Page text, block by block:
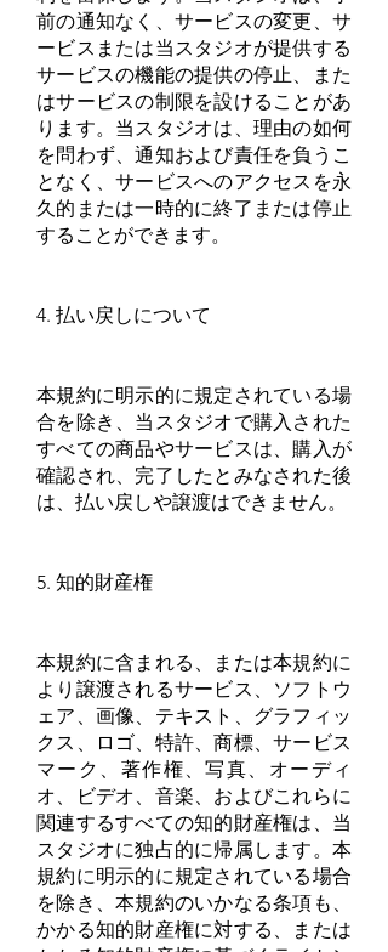
前の通知なく、サービスの変更、サ
ービスまたは当スタジオが提供する
サービスの機能の提供の停止、また
はサービスの制限を設けることがあ
ります。当スタジオは、理由の如何
を問わず、通知および責任を負うこ
となく、サービスへのアクセスを永
久的または一時的に終了または停止
することができます。
4. 払い戻しについて
本規約に明示的に規定されている場
合を除き、当スタジオで購入された
すべての商品やサービスは、購入が
確認され、完了したとみなされた後
は、払い戻しや譲渡はできません。
5. 知的財産権
本規約に含まれる、または本規約に
より譲渡されるサービス、ソフトウ
ェア、画像、テキスト、グラフィッ
クス、ロゴ、特許、商標、サービス
マーク、著作権、写真、オーディ
オ、ビデオ、音楽、およびこれらに
関連するすべての知的財産権は、当
スタジオに独占的に帰属します。本
規約に明示的に規定されている場合
を除き、本規約のいかなる条項も、
かかる知的財産権に対する、または